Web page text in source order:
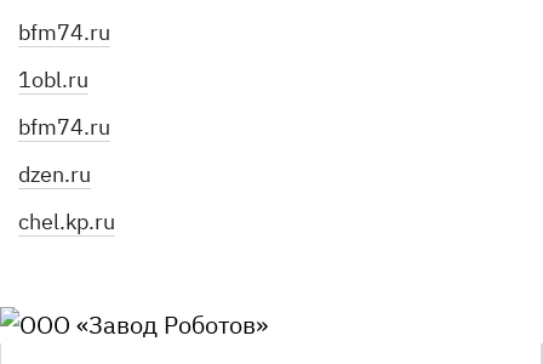
bfm74.ru
1obl.ru
bfm74.ru
dzen.ru
chel.kp.ru